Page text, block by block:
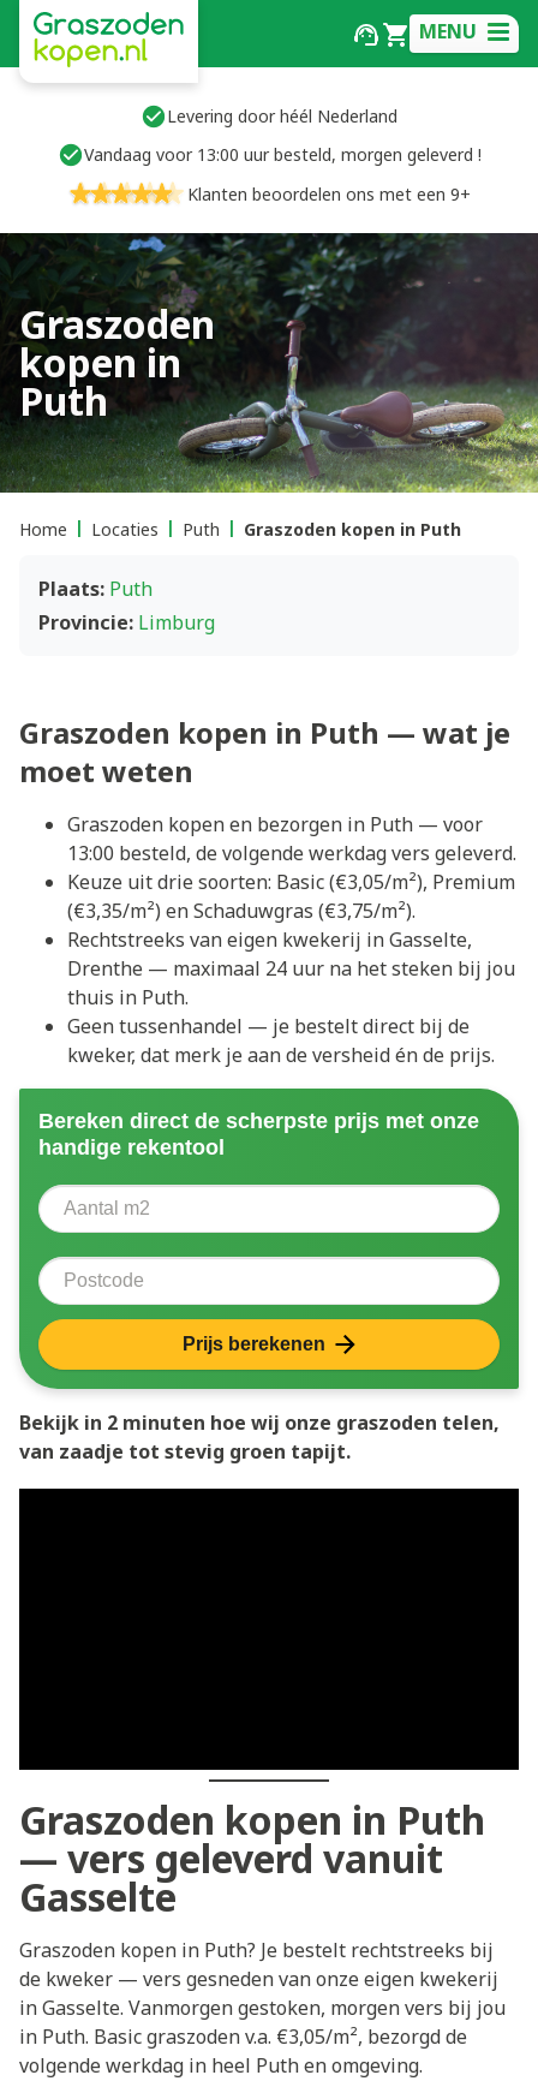
MENU
Levering door héél Nederland
Vandaag voor 13:00 uur besteld, morgen geleverd !
Klanten beoordelen ons met een 9+
Graszoden
kopen in
Puth
Home Locaties Puth Graszoden kopen in Puth
Plaats: Puth
Provincie: Limburg
Graszoden kopen in Puth — wat je
moet weten
Graszoden kopen en bezorgen in Puth — voor
13:00 besteld, de volgende werkdag vers geleverd.
Keuze uit drie soorten: Basic (€3,05/m²), Premium
(€3,35/m²) en Schaduwgras (€3,75/m²).
Rechtstreeks van eigen kwekerij in Gasselte,
Drenthe — maximaal 24 uur na het steken bij jou
thuis in Puth.
Geen tussenhandel — je bestelt direct bij de
kweker, dat merk je aan de versheid én de prijs.
Bereken direct de scherpste prijs met onze
handige rekentool
Aantal vierkante meter
Postcode
Prijs berekenen
Bekijk in 2 minuten hoe wij onze graszoden telen,
van zaadje tot stevig groen tapijt.
Graszoden kopen in Puth
— vers geleverd vanuit
Gasselte
Graszoden kopen in Puth? Je bestelt rechtstreeks bij
de kweker — vers gesneden van onze eigen kwekerij
in Gasselte. Vanmorgen gestoken, morgen vers bij jou
in Puth. Basic graszoden v.a. €3,05/m², bezorgd de
volgende werkdag in heel Puth en omgeving.